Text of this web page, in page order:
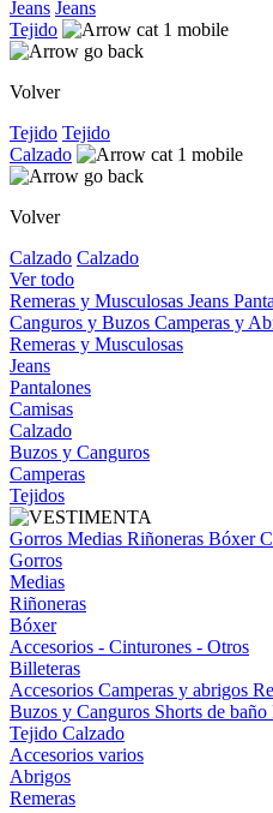
Jeans Jeans
Tejido
Volver
Tejido Tejido
Calzado
Volver
Calzado Calzado
Ver todo
Remeras y Musculosas Jeans
Canguros y Buzos Camperas y
Remeras y Musculosas
Jeans
Pantalones
Camisas
Calzado
Buzos y Canguros
Camperas
Tejidos
Gorros Medias Riñoneras Bóxer
Gorros
Medias
Riñoneras
Bóxer
Accesorios - Cinturones - Otros
Billeteras
Accesorios Camperas y abrigos
Buzos y Canguros Shorts de baño
Tejido Calzado
Accesorios varios
Abrigos
Remeras